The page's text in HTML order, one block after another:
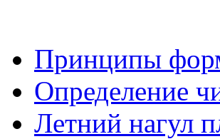
Принципы
Определение
Летний нагул